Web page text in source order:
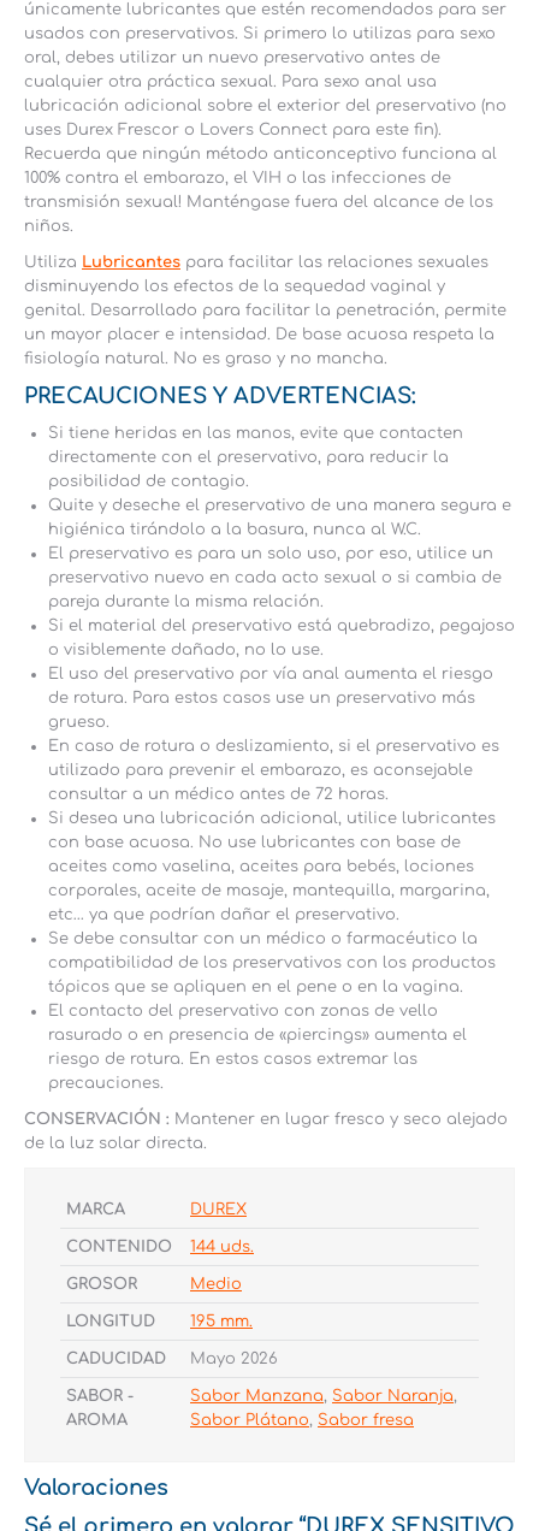
únicamente lubricantes que estén recomendados para ser
usados con preservativos. Si primero lo utilizas para sexo
oral, debes utilizar un nuevo preservativo antes de
cualquier otra práctica sexual. Para sexo anal usa
lubricación adicional sobre el exterior del preservativo (no
uses Durex Frescor o Lovers Connect para este fin).
Recuerda que ningún método anticonceptivo funciona al
100% contra el embarazo, el VIH o las infecciones de
transmisión sexual! Manténgase fuera del alcance de los
niños.
Utiliza Lubricantes para facilitar las relaciones sexuales
disminuyendo los efectos de la sequedad vaginal y
genital. Desarrollado para facilitar la penetración, permite
un mayor placer e intensidad. De base acuosa respeta la
fisiología natural. No es graso y no mancha.
PRECAUCIONES Y ADVERTENCIAS:
Si tiene heridas en las manos, evite que contacten
directamente con el preservativo, para reducir la
posibilidad de contagio.
Quite y deseche el preservativo de una manera segura e
higiénica tirándolo a la basura, nunca al W.C.
El preservativo es para un solo uso, por eso, utilice un
preservativo nuevo en cada acto sexual o si cambia de
pareja durante la misma relación.
Si el material del preservativo está quebradizo, pegajoso
o visiblemente dañado, no lo use.
El uso del preservativo por vía anal aumenta el riesgo
de rotura. Para estos casos use un preservativo más
grueso.
En caso de rotura o deslizamiento, si el preservativo es
utilizado para prevenir el embarazo, es aconsejable
consultar a un médico antes de 72 horas.
Si desea una lubricación adicional, utilice lubricantes
con base acuosa. No use lubricantes con base de
aceites como vaselina, aceites para bebés, lociones
corporales, aceite de masaje, mantequilla, margarina,
etc… ya que podrían dañar el preservativo.
Se debe consultar con un médico o farmacéutico la
compatibilidad de los preservativos con los productos
tópicos que se apliquen en el pene o en la vagina.
El contacto del preservativo con zonas de vello
rasurado o en presencia de «piercings» aumenta el
riesgo de rotura. En estos casos extremar las
precauciones.
CONSERVACIÓN : Mantener en lugar fresco y seco alejado
de la luz solar directa.
MARCA DUREX
CONTENIDO 144 uds.
GROSOR Medio
LONGITUD 195 mm.
CADUCIDAD Mayo 2026
SABOR -
AROMA
Sabor Manzana, Sabor Naranja,
Sabor Plátano, Sabor fresa
Valoraciones
Sé el primero en valorar “DUREX SENSITIVO